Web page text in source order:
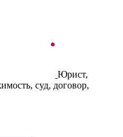
Юрист,
суд, договор,